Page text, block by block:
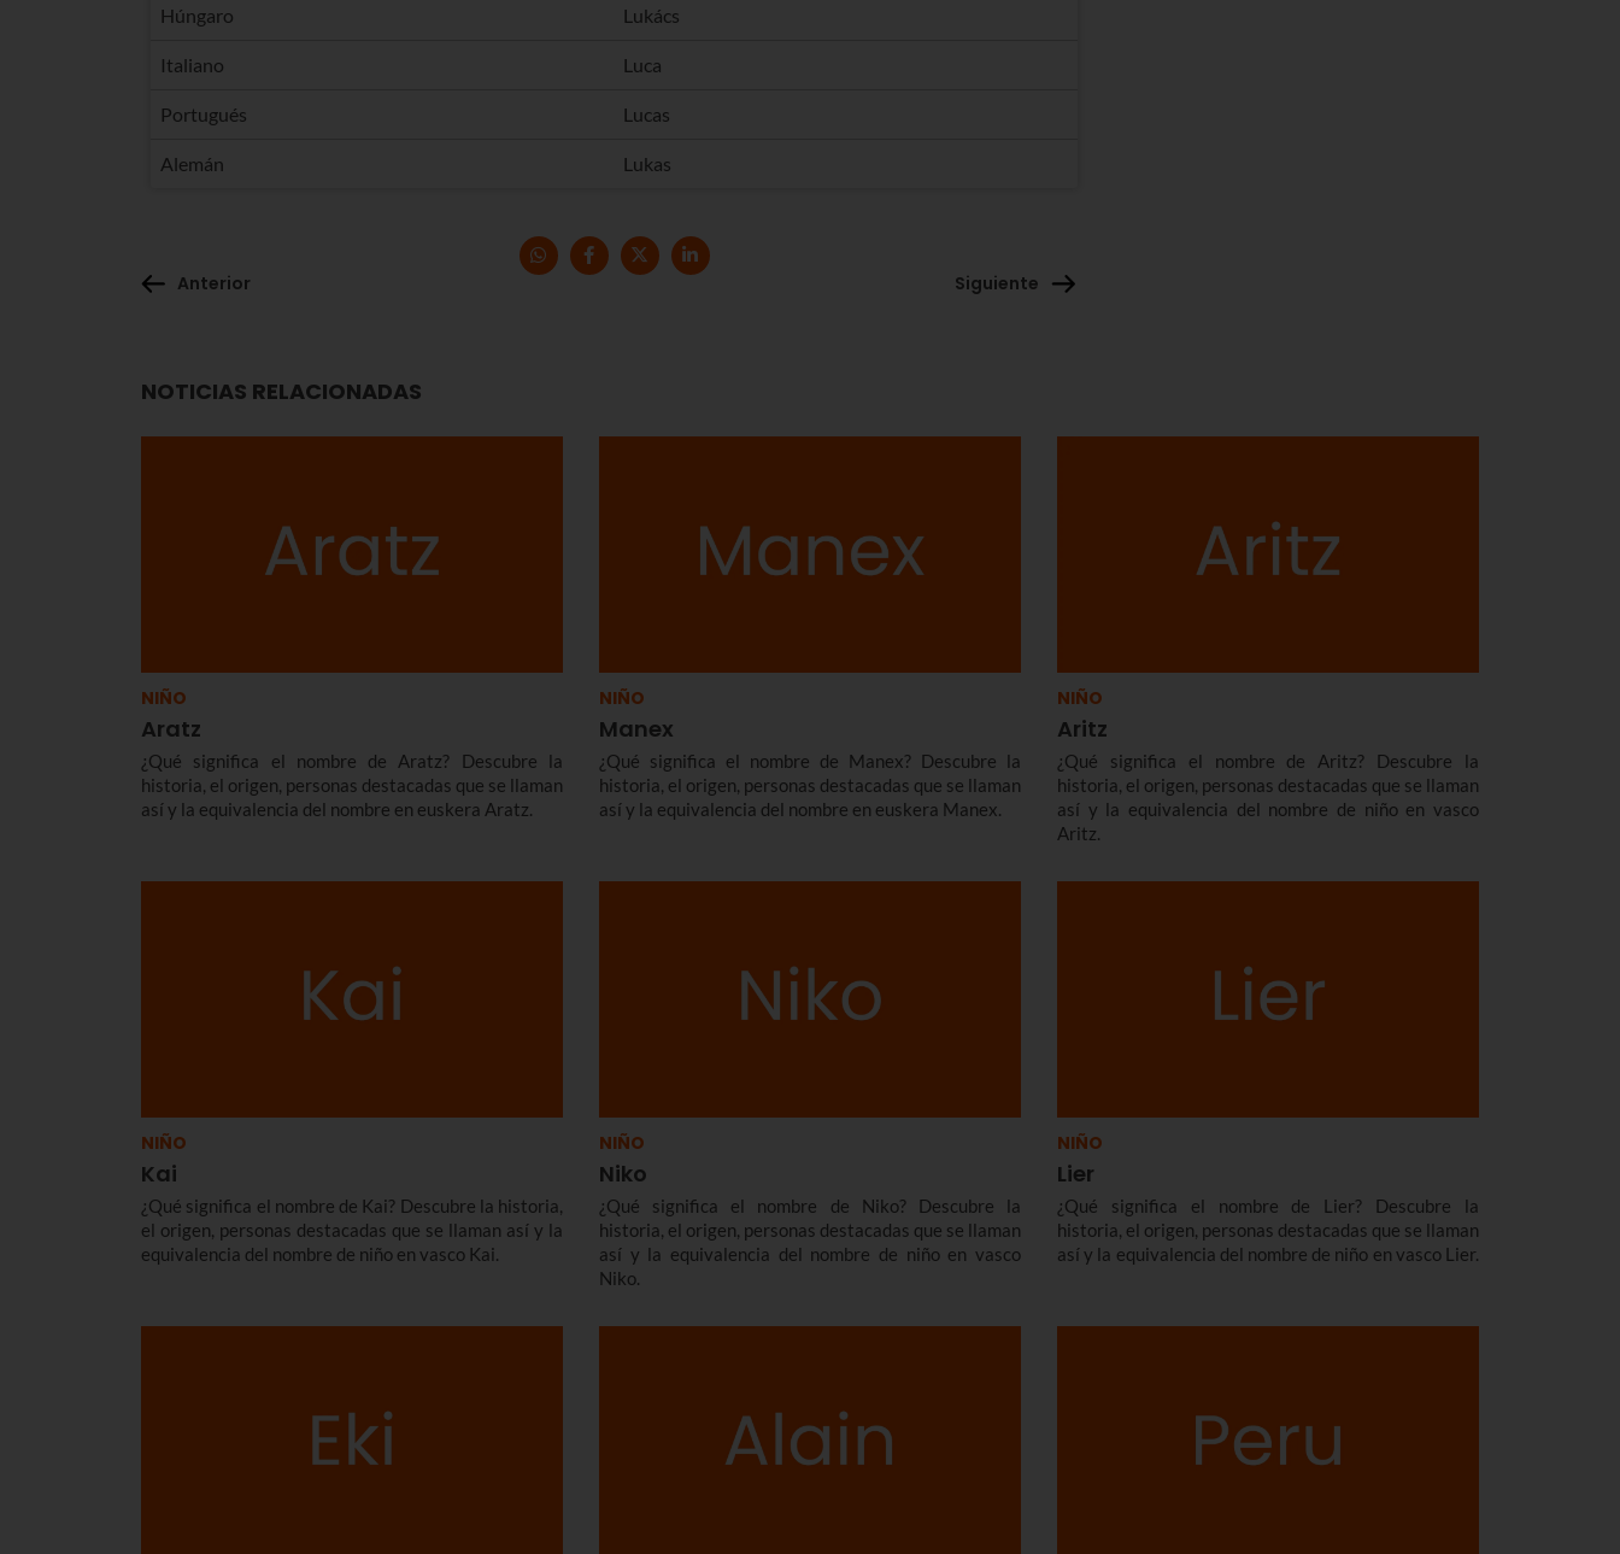
Húngaro Lukács
Italiano Luca
Portugués Lucas
Alemán Lukas
Anterior Siguiente
NOTICIAS RELACIONADAS
NIÑO
Aratz
¿Qué significa el nombre de Aratz? Descubre la
historia, el origen, personas destacadas que se llaman
así y la equivalencia del nombre en euskera Aratz.
NIÑO
Manex
¿Qué significa el nombre de Manex? Descubre la
historia, el origen, personas destacadas que se llaman
así y la equivalencia del nombre en euskera Manex.
NIÑO
Aritz
¿Qué significa el nombre de Aritz? Descubre la
historia, el origen, personas destacadas que se llaman
así y la equivalencia del nombre de niño en vasco
Aritz.
NIÑO
Kai
¿Qué significa el nombre de Kai? Descubre la historia,
el origen, personas destacadas que se llaman así y la
equivalencia del nombre de niño en vasco Kai.
NIÑO
Niko
¿Qué significa el nombre de Niko? Descubre la
historia, el origen, personas destacadas que se llaman
así y la equivalencia del nombre de niño en vasco
Niko.
NIÑO
Lier
¿Qué significa el nombre de Lier? Descubre la
historia, el origen, personas destacadas que se llaman
así y la equivalencia del nombre de niño en vasco Lier.